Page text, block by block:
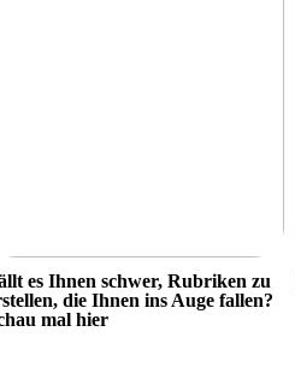
es Ihnen schwer, Rubriken zu
die Ihnen ins Auge fallen?
mal hier